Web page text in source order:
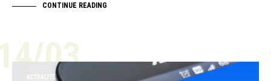
CONTINUE READING
03
ACTUALITÉ